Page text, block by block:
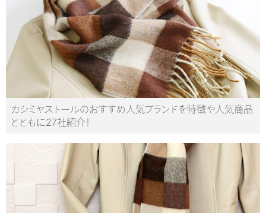
カシミヤストールのおすすめ人気ブランドを特徴や人気商品
とともに27社紹介！